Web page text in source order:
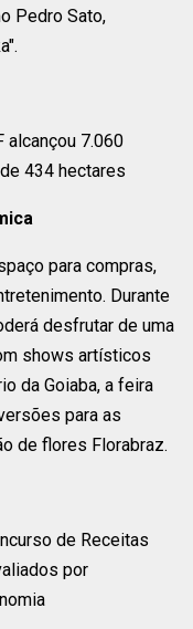
Pedro Sato,
alcançou 7.060
434 hectares
para compras,
Durante
desfrutar de uma
shows artísticos
da Goiaba, a feira
para as
de flores Florabraz.
de Receitas
por